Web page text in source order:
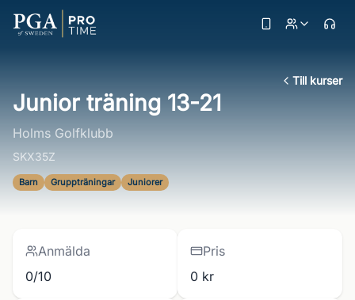
Till kurser
Junior träning 13-21
Holms Golfklubb
SKX35Z
Barn Gruppträningar Juniorer
Anmälda
0/10
Pris
0 kr